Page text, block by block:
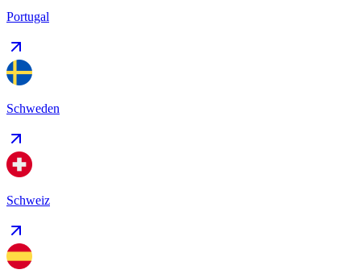
Portugal
Schweden
Schweiz